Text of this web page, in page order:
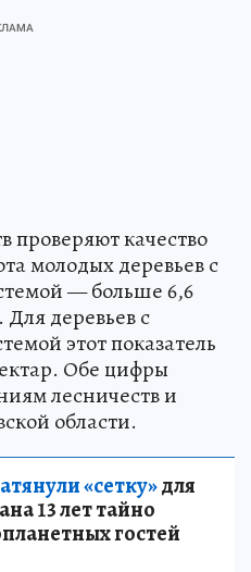
проверяют качество
молодых деревьев с
— больше 6,6
деревьев с
этот показатель
Обе цифры
лесничеств и
области.
«сетку»для
13 лет тайно
гостей